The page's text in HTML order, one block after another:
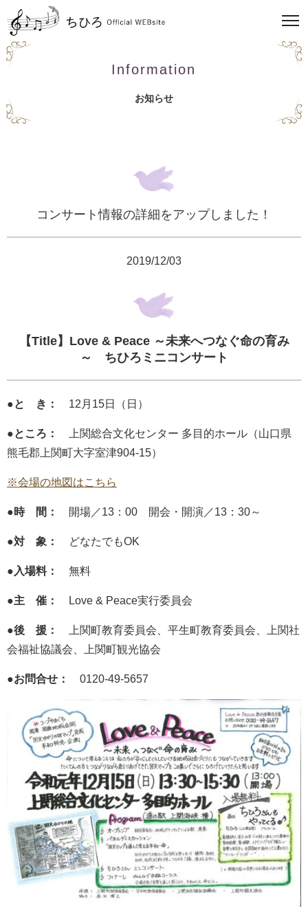
Information
お知らせ
コンサート情報の詳細をアップしました！
2019/12/03
【Title】Love & Peace ～未来へつなぐ命の育み
～ ちひろミニコンサート
●と き： 12月15日（日）
●ところ：
上関総合文化センター 多目的ホール（山口県
熊毛郡上関町大字室津904-15）
※会場の地図はこちら
●時 間： 開場／13：00 開会・開演／13：30～
●対 象： どなたでもOK
●入場料： 無料
●主 催： Love & Peace実行委員会
●後 援：
上関町教育委員会、平生町教育委員会、上関社
会福祉協議会、上関町観光協会
●お問合せ： 0120-49-5657